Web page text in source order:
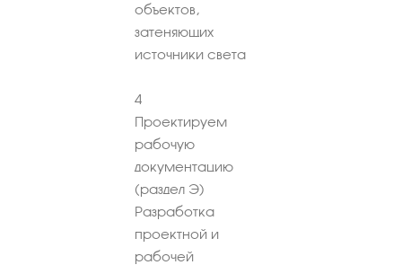
объектов,
затеняющих
источники света
4
Проектируем
рабочую
документацию
(раздел Э)
Разработка
проектной и
рабочей